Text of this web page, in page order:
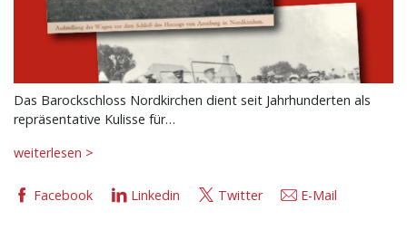
Das Barockschloss Nordkirchen dient seit Jahrhunderten als
repräsentative Kulisse für…
weiterlesen >
Facebook Linkedin Twitter E-Mail